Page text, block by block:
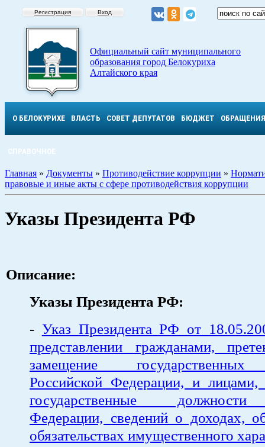
Регистрация Вход
Официальный сайт муниципального
образования город Белокуриха
Алтайского края
О БЕЛОКУРИХЕ ВЛАСТЬ СОВЕТ ДЕПУТАТОВ БЮДЖЕТ ОБРАЩЕНИЯ
СПРАВОЧНОЕ
Главная » Документы » Противодействие коррупции »
правовые и иные акты с сфере противодействия коррупции
Указы Президента РФ
Описание:
Указы Президента РФ:
- Указ Президента РФ от
представлении гражданами,
замещение
Российской Федерации, и
государственные
Федерации, сведений о доходах,
обязательствах имущественного